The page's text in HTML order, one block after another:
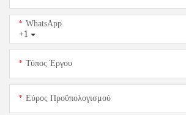
+1
WhatsApp
Τύπος Έργου
Εύρος Προϋπολογισμού